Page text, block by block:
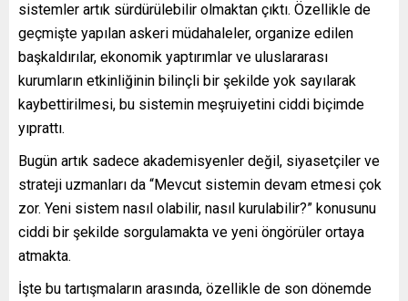
sistemler artık sürdürülebilir olmaktan çıktı. Özellikle de
geçmişte yapılan askeri müdahaleler, organize edilen
başkaldırılar, ekonomik yaptırımlar ve uluslararası
kurumların etkinliğinin bilinçli bir şekilde yok sayılarak
kaybettirilmesi, bu sistemin meşruiyetini ciddi biçimde
yıprattı.
Bugün artık sadece akademisyenler değil, siyasetçiler ve
strateji uzmanları da “Mevcut sistemin devam etmesi çok
zor. Yeni sistem nasıl olabilir, nasıl kurulabilir?” konusunu
ciddi bir şekilde sorgulamakta ve yeni öngörüler ortaya
atmakta.
İşte bu tartışmaların arasında, özellikle de son dönemde